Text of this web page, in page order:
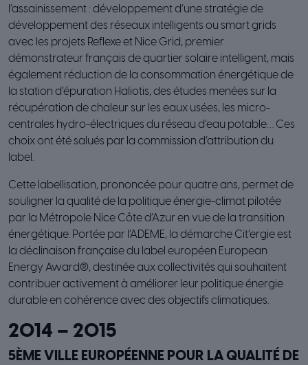
l’assainissement : développement d’une stratégie de
développement des réseaux intelligents ou smart grids
avec les projets Reflexe et Nice Grid, premier
démonstrateur français de quartier solaire intelligent, mais
également réduction de la consommation énergétique de
la station d’épuration Haliotis, des études menées sur la
récupération de chaleur sur les eaux usées, les micro-
centrales hydro-électriques du réseau d’eau potable… Ces
choix ont été salués par la commission d’attribution du
label.
Cette labellisation, prononcée pour quatre ans, permet de
souligner la qualité de la politique énergie-climat pilotée
par la Métropole Nice Côte d’Azur en vue de la transition
énergétique. Portée par l’ADEME, la démarche Cit’ergie est
la déclinaison française du label européen European
Energy Award®, destinée aux collectivités qui souhaitent
contribuer activement à améliorer leur politique énergie
durable en cohérence avec des objectifs climatiques.
2014 – 2015
5ÈME VILLE EUROPÉENNE POUR LA QUALITÉ DE